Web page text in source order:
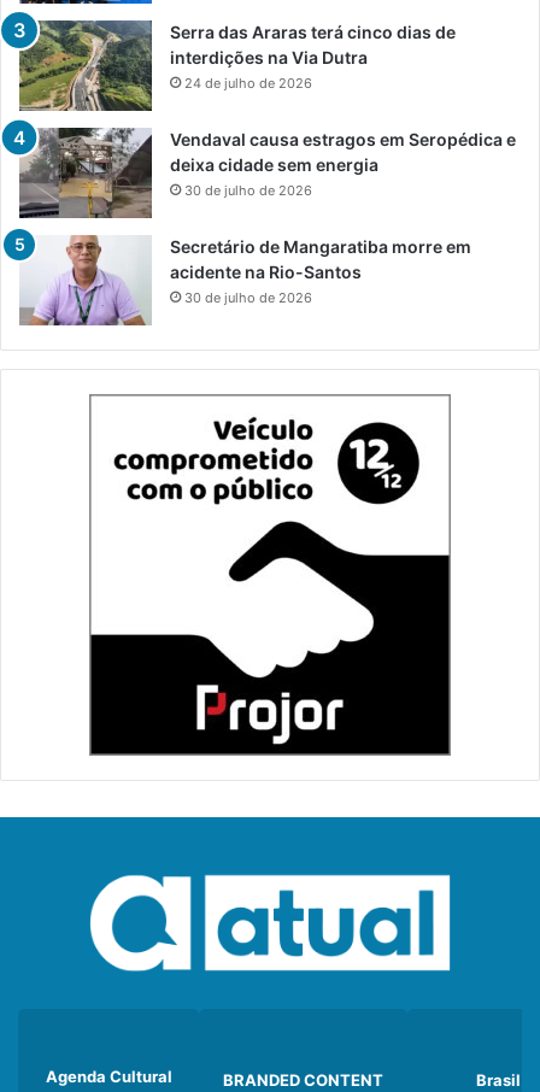
Serra das Araras terá cinco dias de
interdições na Via Dutra
24 de julho de 2026
Vendaval causa estragos em Seropédica e
deixa cidade sem energia
30 de julho de 2026
Secretário de Mangaratiba morre em
acidente na Rio-Santos
30 de julho de 2026
Agenda Cultural BRANDED CONTENT Brasil